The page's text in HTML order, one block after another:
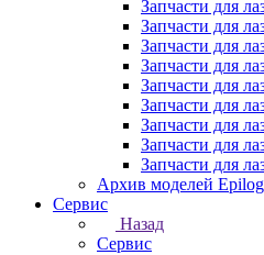
Запчасти для
Запчасти для
Запчасти для
Запчасти для
Запчасти для
Запчасти для
Запчасти для
Запчасти для
Запчасти для
Архив моделей Epilog
Сервис
Назад
Сервис